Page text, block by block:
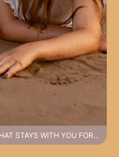
SIDE BEACH LOVE STORY A SUNSET THAT STAYS WITH YOU FOREVER